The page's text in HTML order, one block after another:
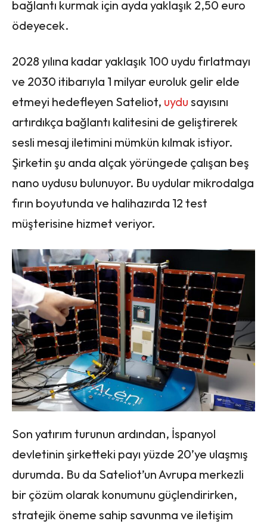
bağlantı kurmak için ayda yaklaşık 2,50 euro
ödeyecek.
2028 yılına kadar yaklaşık 100 uydu fırlatmayı
ve 2030 itibarıyla 1 milyar euroluk gelir elde
etmeyi hedefleyen Sateliot, uydu sayısını
artırdıkça bağlantı kalitesini de geliştirerek
sesli mesaj iletimini mümkün kılmak istiyor.
Şirketin şu anda alçak yörüngede çalışan beş
nano uydusu bulunuyor. Bu uydular mikrodalga
fırın boyutunda ve halihazırda 12 test
müşterisine hizmet veriyor.
Son yatırım turunun ardından, İspanyol
devletinin şirketteki payı yüzde 20’ye ulaşmış
durumda. Bu da Sateliot’un Avrupa merkezli
bir çözüm olarak konumunu güçlendirirken,
stratejik öneme sahip savunma ve iletişim